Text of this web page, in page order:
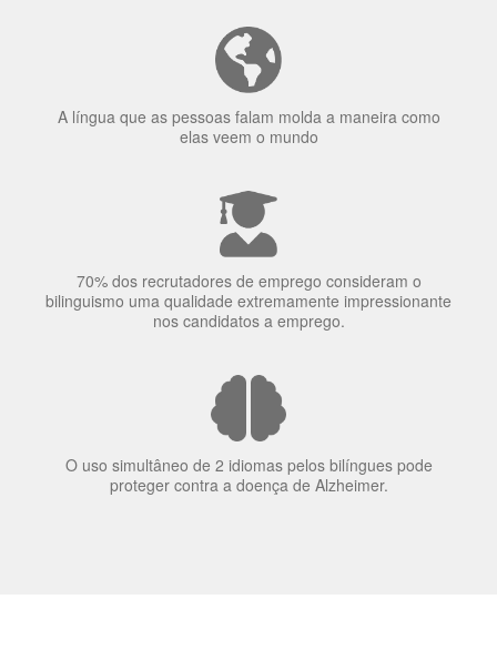
A língua que as pessoas falam molda a maneira como
elas veem o mundo
70% dos recrutadores de emprego consideram o
bilinguismo uma qualidade extremamente impressionante
nos candidatos a emprego.
O uso simultâneo de 2 idiomas pelos bilíngues pode
proteger contra a doença de Alzheimer.